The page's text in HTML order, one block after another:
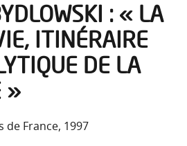
: « LA
ITINÉRAIRE
DE LA
»
de France, 1997